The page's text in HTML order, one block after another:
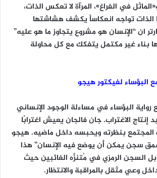
في الفراغ»، المرآة لا تعكس الذات،
تواجه انعكاساً يكشف هشاشتها
ان “الإنسان هو مشروع يتجاوز ما هو عليه”
بناء غير مكتمل يتفكك مع كل محاولة
البؤساء لفيكتور هيجو
البؤساء في مساءلة الوجود الإنساني
الاغتراب. جان فالجان يعيش اغترابًا
المجتمع بنظرته ويحبسه داخل ماضيه. هيجو
سجن يمكن أن يوضع فيه الإنسان” هذا
السجن الرمزي في مُتنزَّه الغائبين حيث
وعي مثقل بالمراقبة والانتظار.